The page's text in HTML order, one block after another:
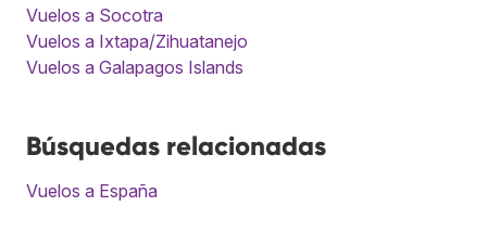
Vuelos a Socotra
Vuelos a Ixtapa/Zihuatanejo
Vuelos a Galapagos Islands
Búsquedas relacionadas
Vuelos a España